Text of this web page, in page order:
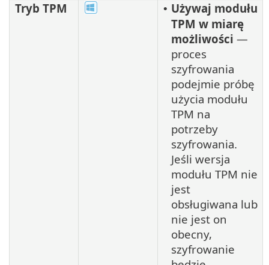
Tryb TPM
• Używaj modułu
TPM w miarę
możliwości —
proces
szyfrowania
podejmie próbę
użycia modułu
TPM na
potrzeby
szyfrowania.
Jeśli wersja
modułu TPM nie
jest
obsługiwana lub
nie jest on
obecny,
szyfrowanie